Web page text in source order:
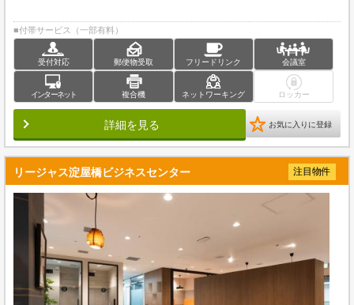
■付帯サービス（一部有料）
受付対応 郵便物受取 フリードリンク 会議室
インターネット 複合機 ネットワーキング ロッカー
詳細を見る お気に入りに登録
リージャス淀屋橋ビジネスセンター 注目物件